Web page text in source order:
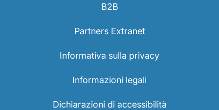
Opportunità di lavoro con Luxair
B2B
Partners Extranet
Informativa sulla privacy
Informazioni legali
Dichiarazioni di accessibilità